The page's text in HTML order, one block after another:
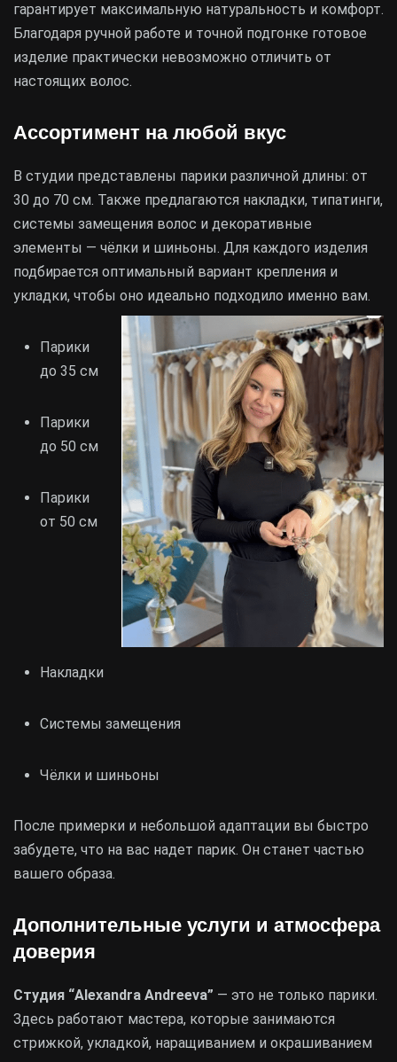
гарантирует максимальную натуральность и комфорт.
Благодаря ручной работе и точной подгонке готовое
изделие практически невозможно отличить от
настоящих волос.
Ассортимент на любой вкус
В студии представлены парики различной длины: от
30 до 70 см. Также предлагаются накладки, типатинги,
системы замещения волос и декоративные
элементы — чёлки и шиньоны. Для каждого изделия
подбирается оптимальный вариант крепления и
укладки, чтобы оно идеально подходило именно вам.
Парики
до 35 см
Парики
до 50 см
Парики
от 50 см
Накладки
Системы замещения
Чёлки и шиньоны
После примерки и небольшой адаптации вы быстро
забудете, что на вас надет парик. Он станет частью
вашего образа.
Дополнительные услуги и атмосфера
доверия
Студия “Alexandra Andreeva” — это не только парики.
Здесь работают мастера, которые занимаются
стрижкой, укладкой, наращиванием и окрашиванием